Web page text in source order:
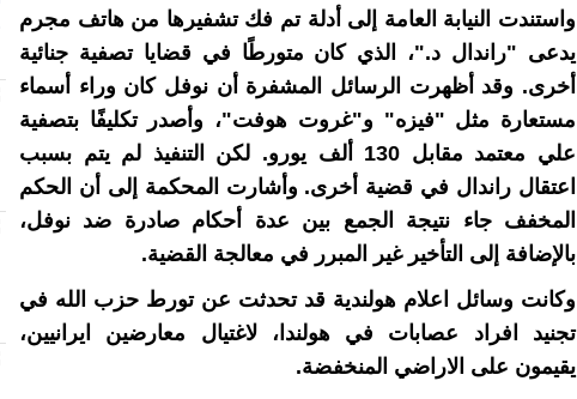
واستندت النيابة العامة إلى أدلة تم فك تشفيرها من هاتف مجرم
يدعى "راندال د."، الذي كان متورطًا في قضايا تصفية جنائية
أخرى. وقد أظهرت الرسائل المشفرة أن نوفل كان وراء أسماء
مستعارة مثل "فيزه" و"غروت هوفت"، وأصدر تكليفًا بتصفية
علي معتمد مقابل 130 ألف يورو. لكن التنفيذ لم يتم بسبب
اعتقال راندال في قضية أخرى. وأشارت المحكمة إلى أن الحكم
المخفف جاء نتيجة الجمع بين عدة أحكام صادرة ضد نوفل،
بالإضافة إلى التأخير غير المبرر في معالجة القضية.
وكانت وسائل اعلام هولندية قد تحدثت عن تورط حزب الله في
تجنيد افراد عصابات في هولندا، لاغتيال معارضين ايرانيين،
يقيمون على الاراضي المنخفضة.